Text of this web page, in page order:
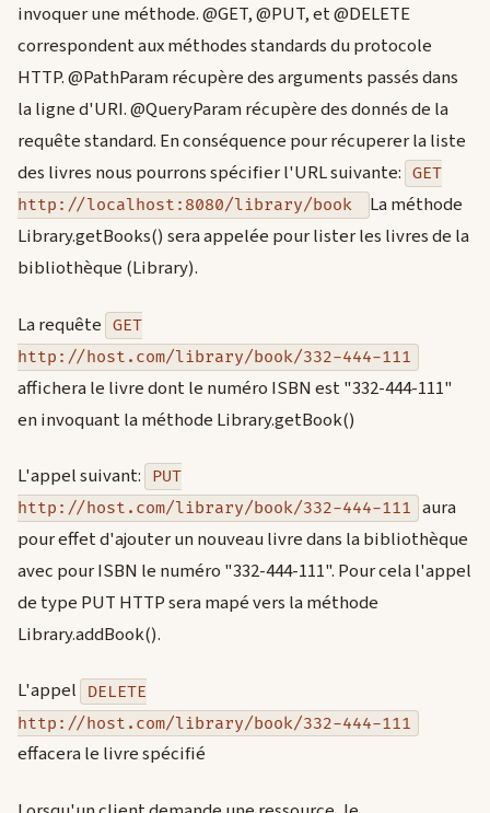
invoquer une méthode. @GET, @PUT, et @DELETE
correspondent aux méthodes standards du protocole
HTTP. @PathParam récupère des arguments passés dans
la ligne d'URI. @QueryParam récupère des donnés de la
requête standard. En conséquence pour récuperer la liste
des livres nous pourrons spécifier l'URL suivante: GET
http://localhost:8080/library/book
La méthode
Library.getBooks() sera appelée pour lister les livres de la
bibliothèque (Library).
La requête GET
http://host.com/library/book/332-444-111
affichera le livre dont le numéro ISBN est "332-444-111"
en invoquant la méthode Library.getBook()
L'appel suivant:
PUT
http://host.com/library/book/332-444-111 aura
pour effet d'ajouter un nouveau livre dans la bibliothèque
avec pour ISBN le numéro "332-444-111". Pour cela l'appel
de type PUT HTTP sera mapé vers la méthode
Library.addBook().
L'appel
DELETE
http://host.com/library/book/332-444-111
effacera le livre spécifié